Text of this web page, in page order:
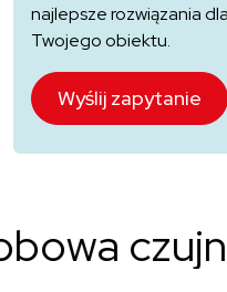
najlepsze rozwiązania
Twojego obiektu.
Wyślij zapytanie
czujność.